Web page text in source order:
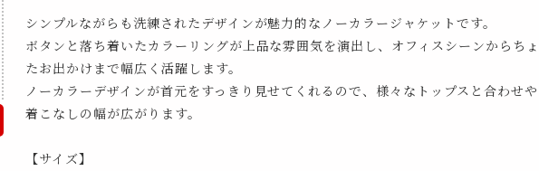
シンプルながらも洗練されたデザインが魅力的なノーカラージャケットです。
ボタンと落ち着いたカラーリングが上品な雰囲気を演出し、オフィスシーンからち
たお出かけまで幅広く活躍します。
ノーカラーデザインが首元をすっきり見せてくれるので、様々なトップスと合わせや
着こなしの幅が広がります。
【サイズ】